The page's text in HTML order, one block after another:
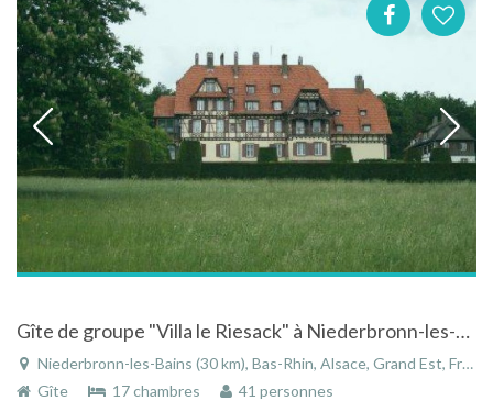
Gîte de groupe "Villa le Riesack" à Niederbronn-les-bains dans le Bas-Rhin en Alsace
Niederbronn-les-Bains (30 km), Bas-Rhin, Alsace, Grand Est, France
Gîte
17 chambres 41 personnes